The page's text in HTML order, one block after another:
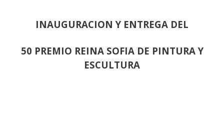
INAUGURACION Y ENTREGA DEL
50 PREMIO REINA SOFIA DE PINTURA Y
ESCULTURA